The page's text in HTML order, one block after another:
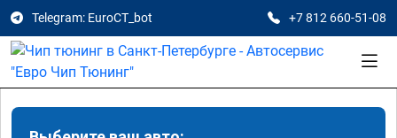
Telegram: EuroCT_bot +7 812 660-51-08